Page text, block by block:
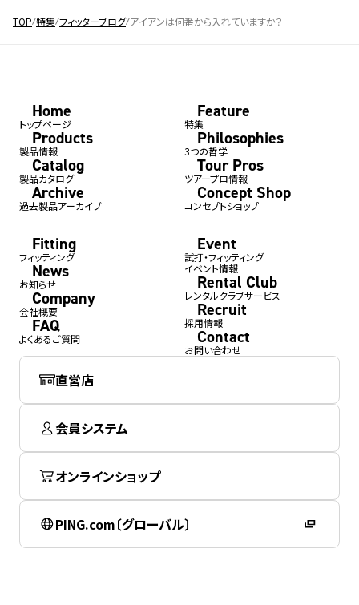
TOP 特集 フィッターブログ アイアンは何番から入れていますか？
Home
トップページ
Products
製品情報
Catalog
製品カタログ
Archive
過去製品アーカイブ
Feature
特集
Philosophies
3つの哲学
Tour Pros
ツアープロ情報
Concept Shop
コンセプトショップ
Fitting
フィッティング
News
お知らせ
Company
会社概要
FAQ
よくあるご質問
Event
試打・フィッティング
イベント情報
Rental Club
レンタルクラブサービス
Recruit
採用情報
Contact
お問い合わせ
直営店
会員システム
オンラインショップ
PING.com〔グローバル〕